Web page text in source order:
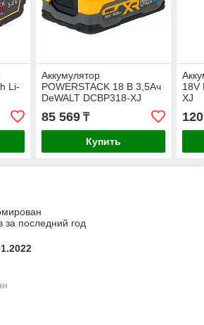
Li-
Аккумулятор
POWERSTACK 18 В 3,5Ач
DeWALT DCBP318-XJ
85 569₸
Купить
18V
XJ
за последний год